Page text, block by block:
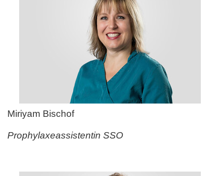
Miriyam Bischof
Prophylaxeassistentin SSO